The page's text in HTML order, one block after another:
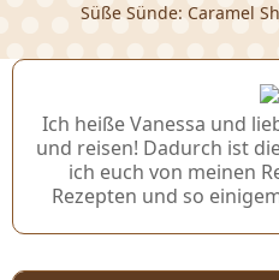
Süße Sünde: Caramel
Ich heiße Vanessa und
und reisen! Dadurch ist
ich euch von meinen
Rezepten und so